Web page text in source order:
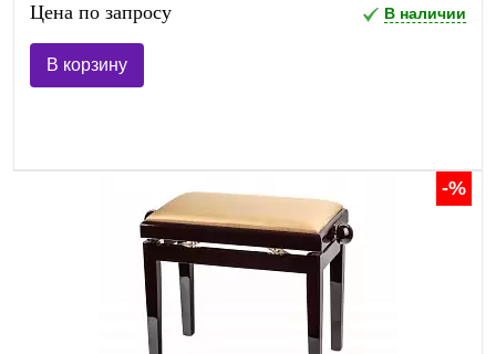
Цена по запросу В наличии
В корзину
-%